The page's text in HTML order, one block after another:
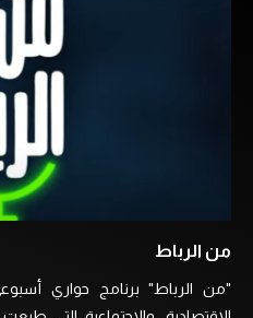
من الرباط
"من الرباط" برنامج حواري